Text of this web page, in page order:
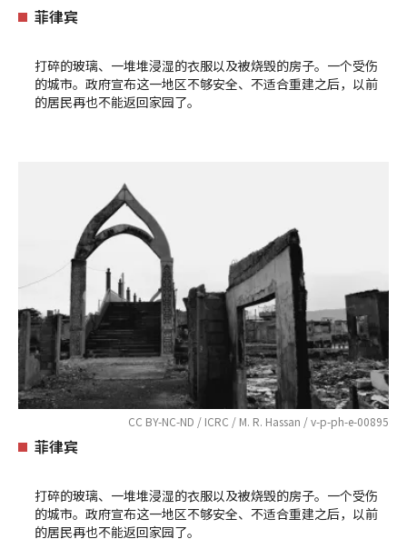
菲律宾
打碎的玻璃、一堆堆浸湿的衣服以及被烧毁的房子。一个受伤
的城市。政府宣布这一地区不够安全、不适合重建之后，以前
的居民再也不能返回家园了。
CC BY-NC-ND / ICRC / M. R. Hassan / v-p-ph-e-00895
菲律宾
打碎的玻璃、一堆堆浸湿的衣服以及被烧毁的房子。一个受伤
的城市。政府宣布这一地区不够安全、不适合重建之后，以前
的居民再也不能返回家园了。